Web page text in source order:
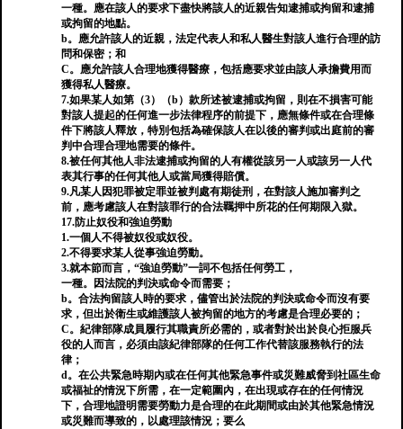
一種。應在該人的要求下盡快將該人的近親告知逮捕或拘留和逮捕
或拘留的地點。
b。應允許該人的近親，法定代表人和私人醫生對該人進行合理的訪
問和保密；和
C。應允許該人合理地獲得醫療，包括應要求並由該人承擔費用而
獲得私人醫療。
7.如果某人如第（3）（b）款所述被逮捕或拘留，則在不損害可能
對該人提起的任何進一步法律程序的前提下，應無條件或在合理條
件下將該人釋放，特別包括為確保該人在以後的審判或出庭前的審
判中合理合理地需要的條件。
8.被任何其他人非法逮捕或拘留的人有權從該另一人或該另一人代
表其行事的任何其他人或當局獲得賠償。
9.凡某人因犯罪被定罪並被判處有期徒刑，在對該人施加審判之
前，應考慮該人在對該罪行的合法羈押中所花的任何期限入獄。
17.防止奴役和強迫勞動
1.一個人不得被奴役或奴役。
2.不得要求某人從事強迫勞動。
3.就本節而言，“強迫勞動”一詞不包括任何勞工，
一種。因法院的判決或命令而需要；
b。合法拘留該人時的要求，儘管出於法院的判決或命令而沒有要
求，但出於衛生或維護該人被拘留的地方的考慮是合理必要的；
C。紀律部隊成員履行其職責所必需的，或者對於出於良心拒服兵
役的人而言，必須由該紀律部隊的任何工作代替該服務執行的法
律；
d。在公共緊急時期內或在任何其他緊急事件或災難威脅到社區生命
或福祉的情況下所需，在一定範圍內，在出現或存在的任何情況
下，合理地證明需要勞動力是合理的在此期間或由於其他緊急情況
或災難而導致的，以處理該情況；要么